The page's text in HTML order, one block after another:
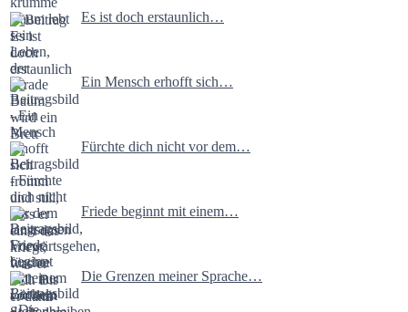
Es ist doch erstaunlich…
Ein Mensch erhofft sich…
Fürchte dich nicht vor dem…
Friede beginnt mit einem…
Die Grenzen meiner Sprache…